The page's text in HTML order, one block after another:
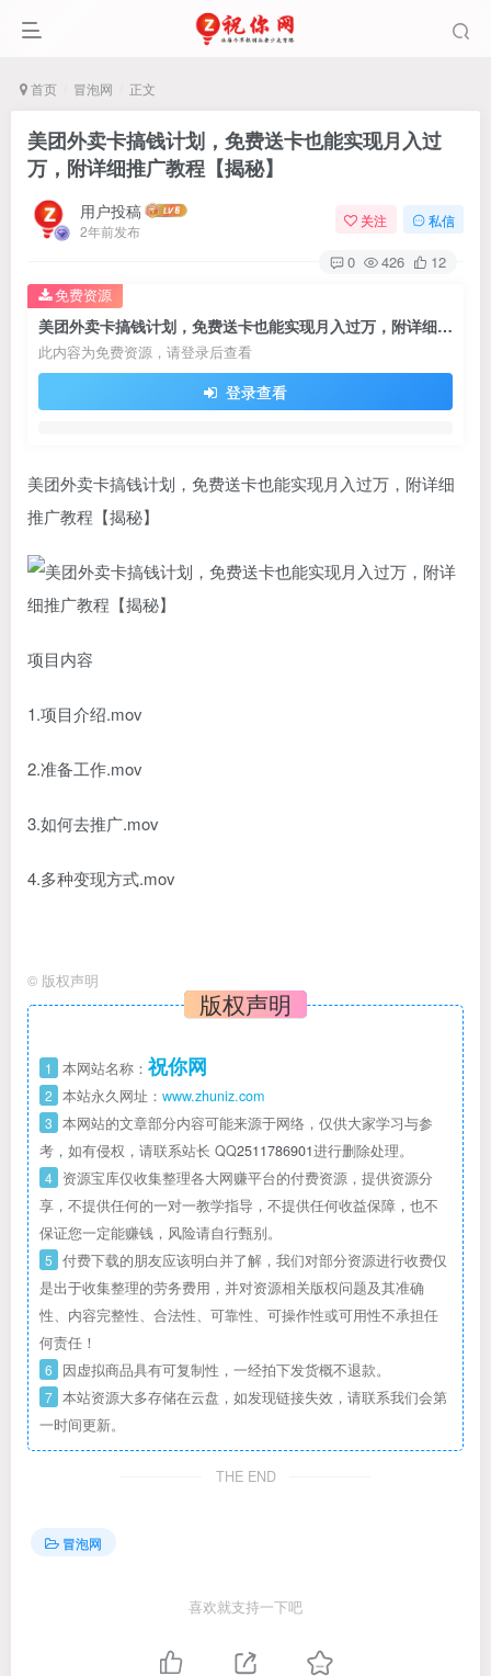
首页 冒泡网 正文
美团外卖卡搞钱计划，免费送卡也能实现月入过
万，附详细推广教程【揭秘】
用户投稿
2年前发布
关注 私信
0 426 12
美团外卖卡搞钱计划，免费送卡也能实现月入过万，附详细推广教程【揭秘】
此内容为免费资源，请登录后查看
登录查看
免费资源
美团外卖卡搞钱计划，免费送卡也能实现月入过万，附详细
推广教程【揭秘】
项目内容
1.项目介绍.mov
2.准备工作.mov
3.如何去推广.mov
4.多种变现方式.mov
© 版权声明
版权声明
1 本网站名称： 祝你网
2 本站永久网址： www.zhuniz.com
3 本网站的文章部分内容可能来源于网络，仅供大家学习与参
考，如有侵权，请联系站长 QQ2511786901进行删除处理。
4 资源宝库仅收集整理各大网赚平台的付费资源，提供资源分
享，不提供任何的一对一教学指导，不提供任何收益保障，也不
保证您一定能赚钱，风险请自行甄别。
5 付费下载的朋友应该明白并了解，我们对部分资源进行收费仅
是出于收集整理的劳务费用，并对资源相关版权问题及其准确
性、内容完整性、合法性、可靠性、可操作性或可用性不承担任
何责任！
6 因虚拟商品具有可复制性，一经拍下发货概不退款。
7 本站资源大多存储在云盘，如发现链接失效，请联系我们会第
一时间更新。
THE END
冒泡网
喜欢就支持一下吧